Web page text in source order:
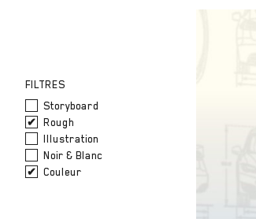
FILTRES
Storyboard
Rough
Illustration
Noir & Blanc
Couleur